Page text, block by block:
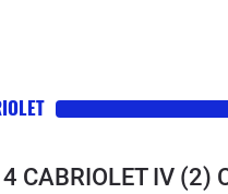
4 CABRIOLET IV (2)